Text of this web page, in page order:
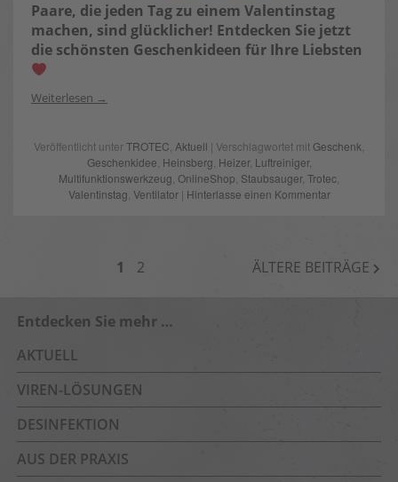
Paare, die jeden Tag zu einem Valentinstag
machen, sind glücklicher! Entdecken Sie jetzt
die schönsten Geschenkideen für Ihre Liebsten
Weiterlesen
Veröffentlicht unterTROTEC Aktuell | Verschlagwortet mit Geschenk
Geschenkidee Heinsberg Heizer, Luftreiniger,
Multifunktionswerkzeug OnlineShop Staubsauger, Trotec
Valentinstag Ventilator| Hinterlasse einen Kommentar
BEITRAGSNAVIGATION
1 2 ÄLTERE BEITRÄGE
Entdecken Sie mehr …
AKTUELL
VIREN-LÖSUNGEN
DESINFEKTION
AUS DER PRAXIS